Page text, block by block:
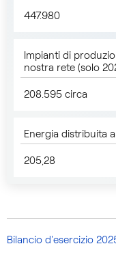
447.980
Impianti di
nostra rete (solo
208.595 circa
Energia distribuita
205,28
Bilancio d'esercizio